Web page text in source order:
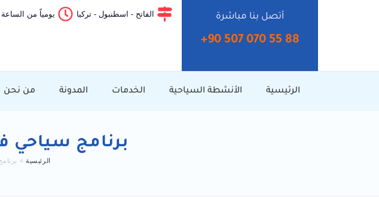
أتصل بنا مباشرة
+90 507 070 55 88⁩
الفاتح - اسطنبول - تركيا يومياً من الساعة 10:00 إلى
الرئيسية الأنشطة السياحية الخدمات المدونة من نحن
برنامج سياحي
الرئيسية »